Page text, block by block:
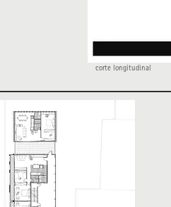
corte longitudinal